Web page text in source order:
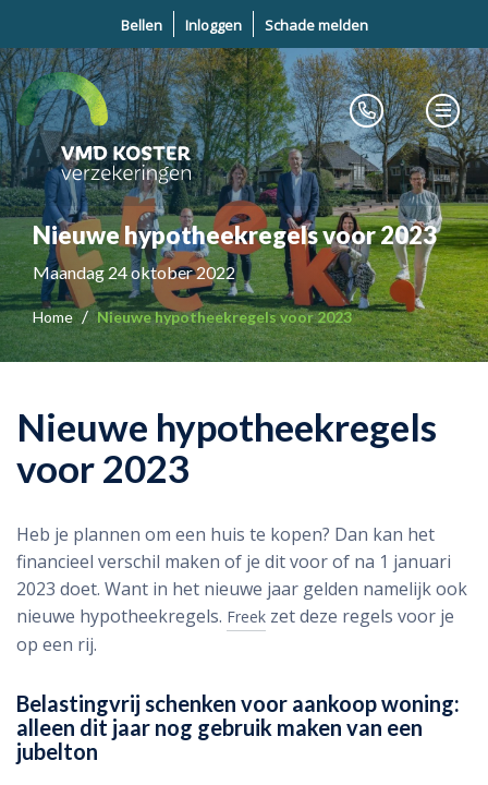
Bellen Inloggen Schade melden
Nieuwe hypotheekregels voor 2023
Maandag 24 oktober 2022
Home Nieuwe hypotheekregels voor 2023
Nieuwe hypotheekregels
voor 2023
Heb je plannen om een huis te kopen? Dan kan het
financieel verschil maken of je dit voor of na 1 januari
2023 doet. Want in het nieuwe jaar gelden namelijk ook
nieuwe hypotheekregels. Freek zet deze regels voor je
op een rij.
Belastingvrij schenken voor aankoop woning:
alleen dit jaar nog gebruik maken van een
jubelton